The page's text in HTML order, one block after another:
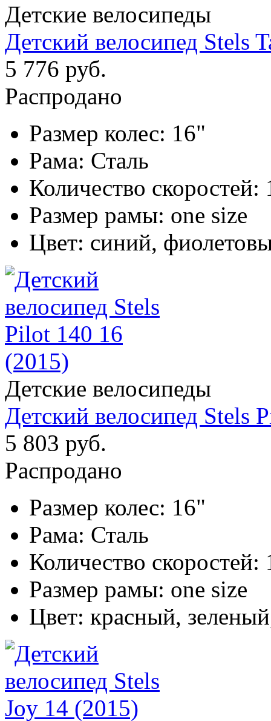
Детские велосипеды
Детский велосипед Stels
5 776 руб.
Распродано
Размер колес: 16"
Рама: Сталь
Количество скоростей:
Размер рамы: one size
Цвет: синий,
Детские велосипеды
Детский велосипед Stels
5 803 руб.
Распродано
Размер колес: 16"
Рама: Сталь
Количество скоростей:
Размер рамы: one size
Цвет: красный,